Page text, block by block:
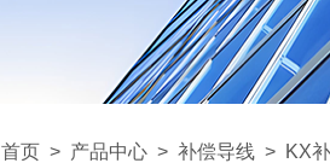
首页 > 产品中心 > 补偿导线 > KX